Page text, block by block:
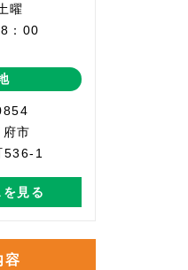
曜
：00
府市
536-1
見る
容